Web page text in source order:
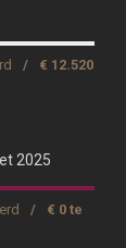
/
€ 12.520
2025
/
€ 0 te